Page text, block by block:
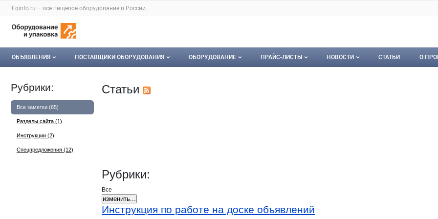
Раздел навигации по сайту eqinfo.ru
Eqinfo.ru – все пищевое оборудование в России.
Авторизация и меню пользователя
Навигация по разделам сайта eqinfo.ru
ОБЪЯВЛЕНИЯ
Мои объявления
ПОСТАВЩИКИ ОБОРУДОВАНИЯ
Каталог компаний
ОБОРУДОВАНИЕ ПРАЙС-ЛИСТЫ НОВОСТИ СТАТЬИ О
Статьи
Рубрики:
Все
изменить...
Посты блога
Инструкция по работе на доске объявлений
Рубрики:
Все заметки (65)
Разделы сайта (1)
Инструкции (2)
Спецпредложения (12)